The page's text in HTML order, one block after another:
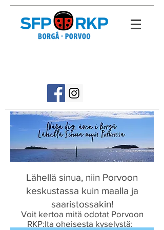
Voit kertoa mitä odotat Porvoon
RKP:lta oheisesta kyselystä:
Lähellä sinua, niin Porvoon
keskustassa kuin maalla ja
saaristossakin!